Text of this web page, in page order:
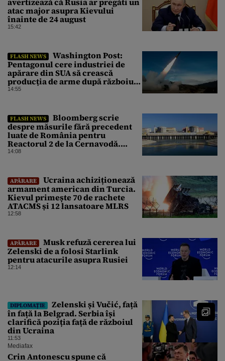
atac major asupra Kievului
înainte de 24 august
15:42
FLASH NEWS
Washington Post:
Pentagonul cere industriei de
apărare din SUA să crească
producția de arme după războiul
cu Iranul
14:55
FLASH NEWS
Bloomberg scrie
despre măsurile fără precedent
luate de România pentru
Reactorul 2 de la Cernavodă.
Operațiunea a mai câștigat nouă
14:08
APĂRARE
Ucraina achiziționează
armament american din Turcia.
Kievul primește 70 de rachete
ATACMS și 12 lansatoare MLRS
12:58
APĂRARE
Musk refuză cererea lui
Zelenski de a folosi Starlink
pentru atacurile asupra Rusiei
12:14
DIPLOMAȚIE
Zelenski și Vučić, față
în față la Belgrad. Serbia își
clarifică poziția față de războiul
din Ucraina
11:53
Mediafax
Crin Antonescu spune că